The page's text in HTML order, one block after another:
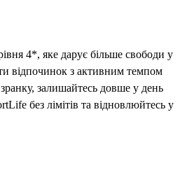
4*, яке дарує більше свободи у
відпочинок з активним темпом
залишайтесь довше у день
без лімітів та відновлюйтесь у